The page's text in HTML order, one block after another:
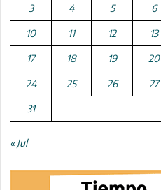
3 4 5 6
10 11 12 13
17 18 19 20
24 25 26 27
31
« Jul